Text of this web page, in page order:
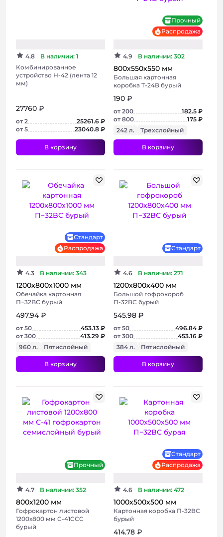
4.8
В наличии: 1
Комбинированное
устройство Н-42 (лента 12
мм)
27760 ₽
от 2
25261.6 ₽
от 5
23040.8 ₽
В корзину
Прочный
Распродажа
4.9 В наличии: 302
800х550х550 мм
Большая картонная
коробка Т-24В бурый
190 ₽
от 200
182.5 ₽
от 800
175 ₽
242 л.
Трехслойный
В корзину
Стандарт
Распродажа
4.3 В наличии: 343
1200х800х1000 мм
Обечайка картонная
П−32BC бурый
497.94 ₽
от 50
453.13 ₽
от 300
413.29 ₽
960 л.
Пятислойный
В корзину
Стандарт
4.6 В наличии: 271
1200х800х400 мм
Большой гофрокороб
П-32ВС бурый
545.98 ₽
от 50
496.84 ₽
от 300
453.16 ₽
384 л.
Пятислойный
В корзину
Прочный
4.7 В наличии: 352
800х1200 мм
Гофрокартон листовой
1200х800 мм С-41CCC
бурый
Стандарт
Распродажа
4.6 В наличии: 472
1000х500х500 мм
Картонная коробка П-32ВС
бурый
414.78 ₽